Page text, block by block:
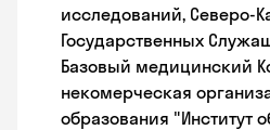
исследований, Северо-
Государственных
Базовый медицинский
некомерческая
образования "Институт